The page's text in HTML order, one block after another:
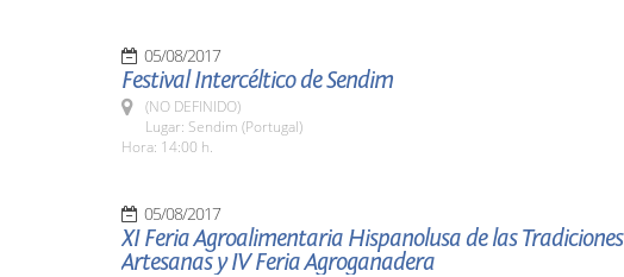
05/08/2017
Festival Intercéltico de Sendim
(NO DEFINIDO)
Lugar: Sendim (Portugal)
Hora: 14:00 h.
05/08/2017
XI Feria Agroalimentaria Hispanolusa de las Tradiciones
Artesanas y IV Feria Agroganadera